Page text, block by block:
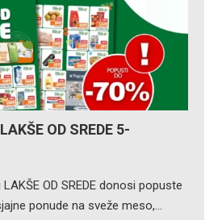
OD SREDE 5-
OD SREDE donosi popuste
ponude na sveže meso,…